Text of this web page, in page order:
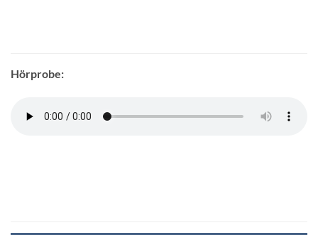
Hörprobe: